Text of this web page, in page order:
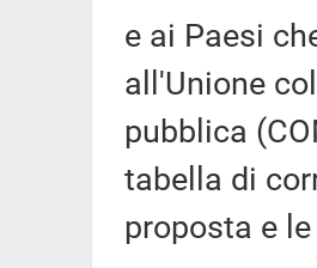
e ai Paesi
all'Unione
pubblica
tabella di
proposta e